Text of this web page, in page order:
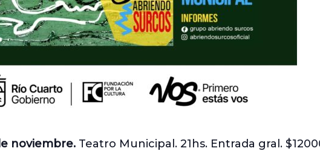
noviembre. Teatro Municipal. 21hs. Entrada gral.